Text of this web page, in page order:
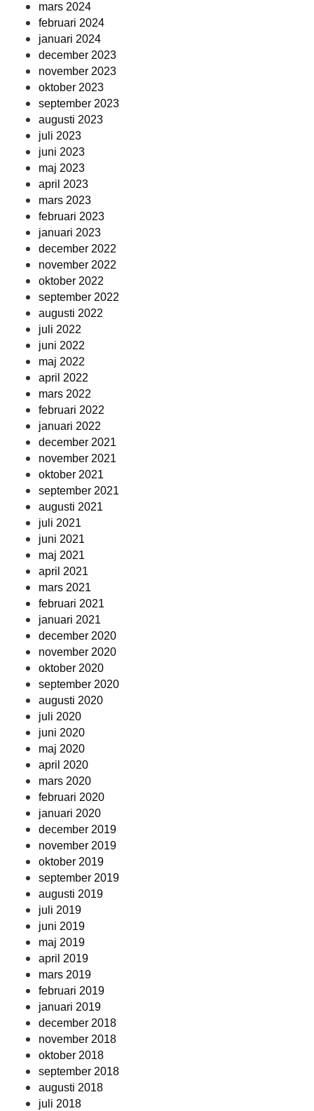
mars 2024
februari 2024
januari 2024
december 2023
november 2023
oktober 2023
september 2023
augusti 2023
juli 2023
juni 2023
maj 2023
april 2023
mars 2023
februari 2023
januari 2023
december 2022
november 2022
oktober 2022
september 2022
augusti 2022
juli 2022
juni 2022
maj 2022
april 2022
mars 2022
februari 2022
januari 2022
december 2021
november 2021
oktober 2021
september 2021
augusti 2021
juli 2021
juni 2021
maj 2021
april 2021
mars 2021
februari 2021
januari 2021
december 2020
november 2020
oktober 2020
september 2020
augusti 2020
juli 2020
juni 2020
maj 2020
april 2020
mars 2020
februari 2020
januari 2020
december 2019
november 2019
oktober 2019
september 2019
augusti 2019
juli 2019
juni 2019
maj 2019
april 2019
mars 2019
februari 2019
januari 2019
december 2018
november 2018
oktober 2018
september 2018
augusti 2018
juli 2018